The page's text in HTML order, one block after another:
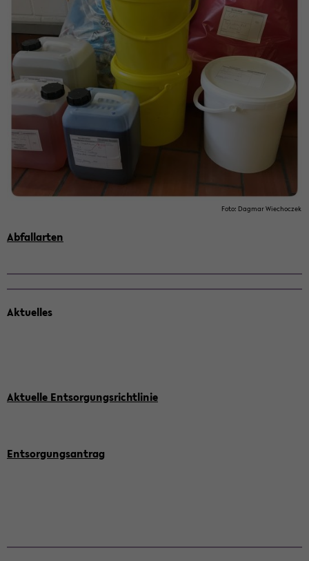
Foto: Dag­mar Wiechoczek
Ab­fall­ar­ten
Ak­tu­el­les
Ak­tu­el­le Ent­sor­gungs­richt­li­nie
Ent­sor­gungs­an­trag